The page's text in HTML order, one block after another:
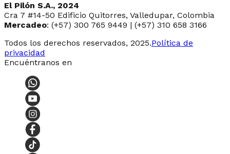
El Pilón S.A., 2024
Cra 7 #14-50 Edificio Quitorres, Valledupar, Colombia
Mercadeo: (+57) 300 765 9449 | (+57) 310 658 3166
Todos los derechos reservados, 2025.Política de
privacidad
Encuéntranos en